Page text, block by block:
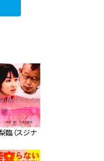
臨（スジナ